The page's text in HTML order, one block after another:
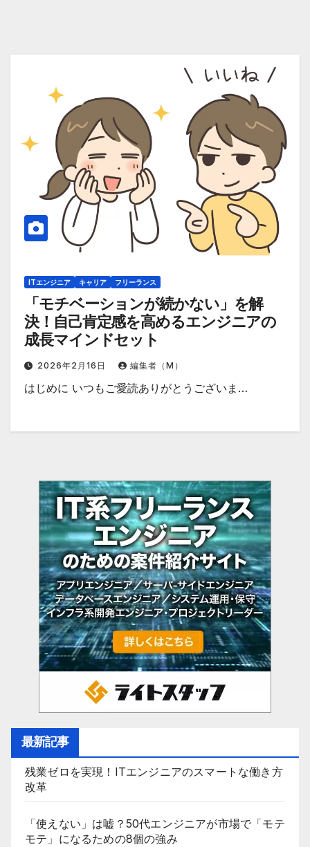
ITエンジニア キャリア フリーランス
「モチベーションが続かない」を解
決！自己肯定感を高めるエンジニアの
成長マインドセット
2026年2月16日 編集者（M）
はじめに いつもご愛読ありがとうございま…
最新記事
残業ゼロを実現！ITエンジニアのスマートな働き方
改革
「使えない」は嘘？50代エンジニアが市場で「モテ
モテ」になるための8個の強み